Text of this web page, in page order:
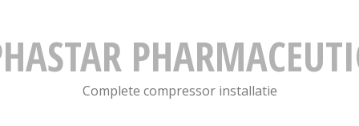
Complete compressor installatie